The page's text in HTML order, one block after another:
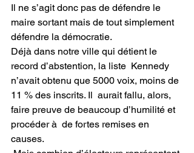
Il ne s’agit donc pas de défendre le
maire sortant mais de tout simplement
défendre la démocratie.
Déjà dans notre ville qui détient le
record d’abstention, la liste  Kennedy
n’avait obtenu que 5000 voix, moins de
11 % des inscrits. Il  aurait fallu, alors,
faire preuve de beaucoup d’humilité et
procéder à  de fortes remises en
causes.